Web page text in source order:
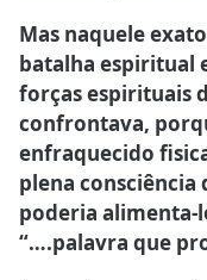
Mas naquele
batalha espiritual
forças espirituais
confrontava,
enfraquecido
plena consciência
poderia alimenta-
“….palavra que